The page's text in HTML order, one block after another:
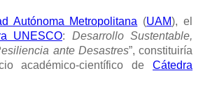
Autónoma Metropolitana (UAM), el
UNESCO: Desarrollo Sustentable,
ante Desastres”, constituiría
académico-científico de Cátedra